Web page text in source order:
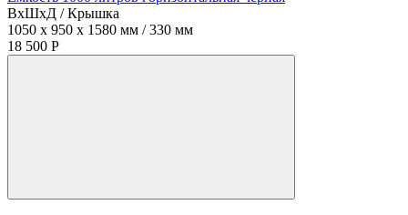
ВхШхД / Крышка
1050 x 950 x 1580 мм / 330 мм
18 500 Р